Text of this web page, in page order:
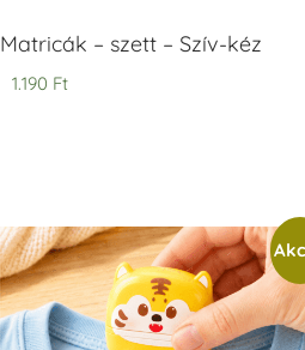
Matricák – szett – Szív-kéz
1.190 Ft